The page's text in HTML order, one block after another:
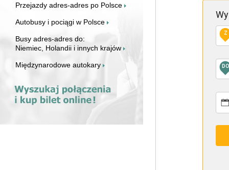
Przejazdy adres-adres po Polsce
Autobusy i pociągi w Polsce
Busy adres-adres do:
Niemiec, Holandii i innych krajów
Międzynarodowe autokary
Z
DO